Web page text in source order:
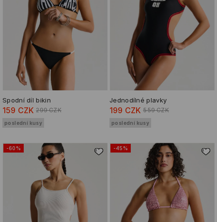
Spodní díl bikin
159 CZK 299 CZK
poslední kusy
Jednodílné plavky
199 CZK 559 CZK
poslední kusy
-60% -45%